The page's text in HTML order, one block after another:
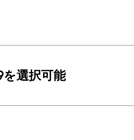
選択可能